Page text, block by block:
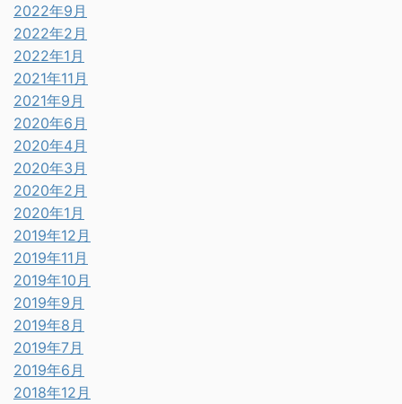
2022年9月
2022年2月
2022年1月
2021年11月
2021年9月
2020年6月
2020年4月
2020年3月
2020年2月
2020年1月
2019年12月
2019年11月
2019年10月
2019年9月
2019年8月
2019年7月
2019年6月
2018年12月